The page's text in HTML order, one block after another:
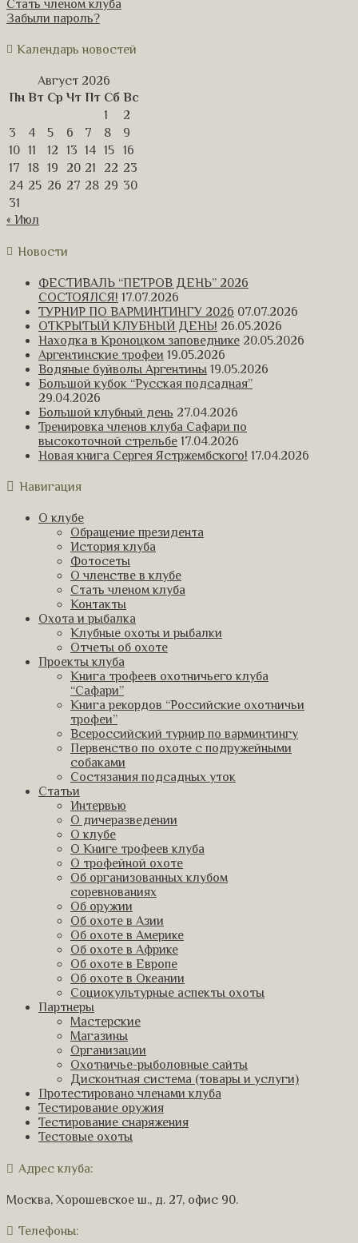
Стать членом клуба
Забыли пароль?
Календарь новостей
Август 2026
Пн Вт Ср Чт Пт Сб Вс
1
2
3
4 5 6 7 8
9
10 11 12 13 14 15
16
17
18 19 20 21 22 23
24 25 26 27 28 29 30
31
« Июл
Новости
ФЕСТИВАЛЬ “ПЕТРОВ ДЕНЬ” 2026
СОСТОЯЛСЯ! 17.07.2026
ТУРНИР ПО ВАРМИНТИНГУ 2026 07.07.2026
ОТКРЫТЫЙ КЛУБНЫЙ ДЕНЬ! 26.05.2026
Находка в Кроноцком заповеднике 20.05.2026
Аргентинские трофеи 19.05.2026
Водяные буйволы Аргентины 19.05.2026
Большой кубок “Русская подсадная”
29.04.2026
Большой клубный день 27.04.2026
Тренировка членов клуба Сафари по
высокоточной стрельбе 17.04.2026
Новая книга Сергея Ястржембского! 17.04.2026
Навигация
О клубе
Обращение президента
История клуба
Фотосеты
О членстве в клубе
Стать членом клуба
Контакты
Охота и рыбалка
Клубные охоты и рыбалки
Отчеты об охоте
Проекты клуба
Книга трофеев охотничьего клуба
“Сафари”
Книга рекордов “Российские охотничьи
трофеи”
Всероссийский турнир по варминтингу
Первенство по охоте с подружейными
собаками
Состязания подсадных уток
Статьи
Интервью
О дичеразведении
О клубе
О Книге трофеев клуба
О трофейной охоте
Об организованных клубом
соревнованиях
Об оружии
Об охоте в Азии
Об охоте в Америке
Об охоте в Африке
Об охоте в Европе
Об охоте в Океании
Социокультурные аспекты охоты
Партнеры
Мастерские
Магазины
Организации
Охотничье-рыболовные сайты
Дисконтная система (товары и услуги)
Протестировано членами клуба
Тестирование оружия
Тестирование снаряжения
Тестовые охоты
Адрес клуба:
Москва, Хорошевское ш., д. 27, офис 90.
Телефоны: